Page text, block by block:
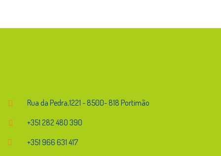
Rua da Pedra,1221 - 8500- 818 Portimão
+351 282 480 390
+351 966 631 417